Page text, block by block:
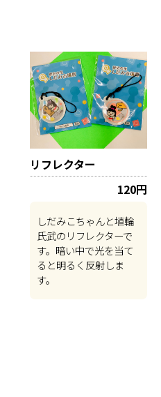
リフレクター
120円
しだみこちゃんと埴輪
氏武のリフレクターで
す。暗い中で光を当て
ると明るく反射しま
す。